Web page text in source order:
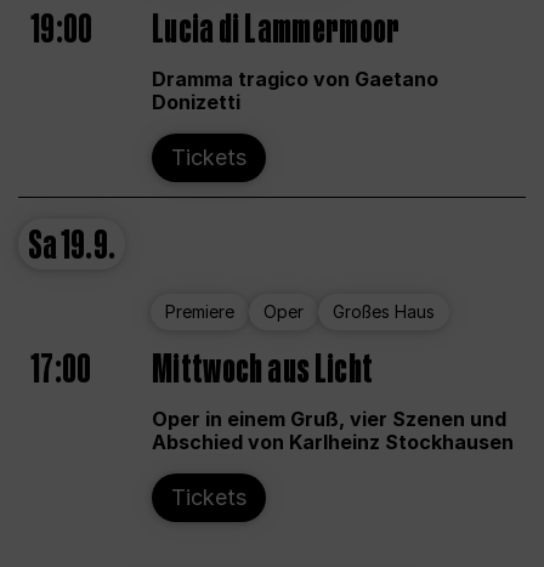
19:00 Lucia di Lammermoor
Dramma tragico von Gaetano
Donizetti
Tickets
Sa19.9.
Premiere Oper Großes Haus
17:00 Mittwoch aus Licht
Oper in einem Gruß, vier Szenen und
Abschied von Karlheinz Stockhausen
Tickets